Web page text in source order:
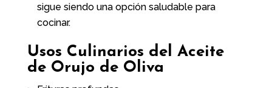
sigue siendo una opción saludable para
cocinar.
Usos Culinarios del Aceite
de Orujo de Oliva